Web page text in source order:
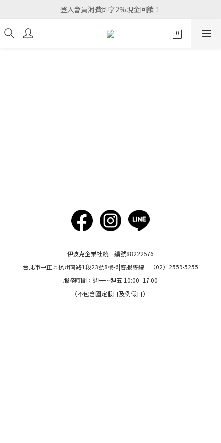
登入會員消費即享2%現金回饋！
伊波克企業社統一編號88222576
台北市中正區杭州南路1段23號8樓-6|客服專線：（02）2559-5255
服務時間：週一～週五 10:00- 17:00
（不包含國定假日及例假日）